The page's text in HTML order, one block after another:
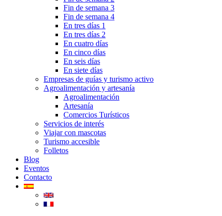
Fin de semana 3
Fin de semana 4
En tres días 1
En tres días 2
En cuatro días
En cinco días
En seis días
En siete días
Empresas de guías y turismo activo
Agroalimentación y artesanía
Agroalimentación
Artesanía
Comercios Turísticos
Servicios de interés
Viajar con mascotas
Turismo accesible
Folletos
Blog
Eventos
Contacto